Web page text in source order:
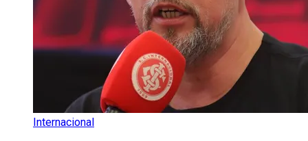
Internacional